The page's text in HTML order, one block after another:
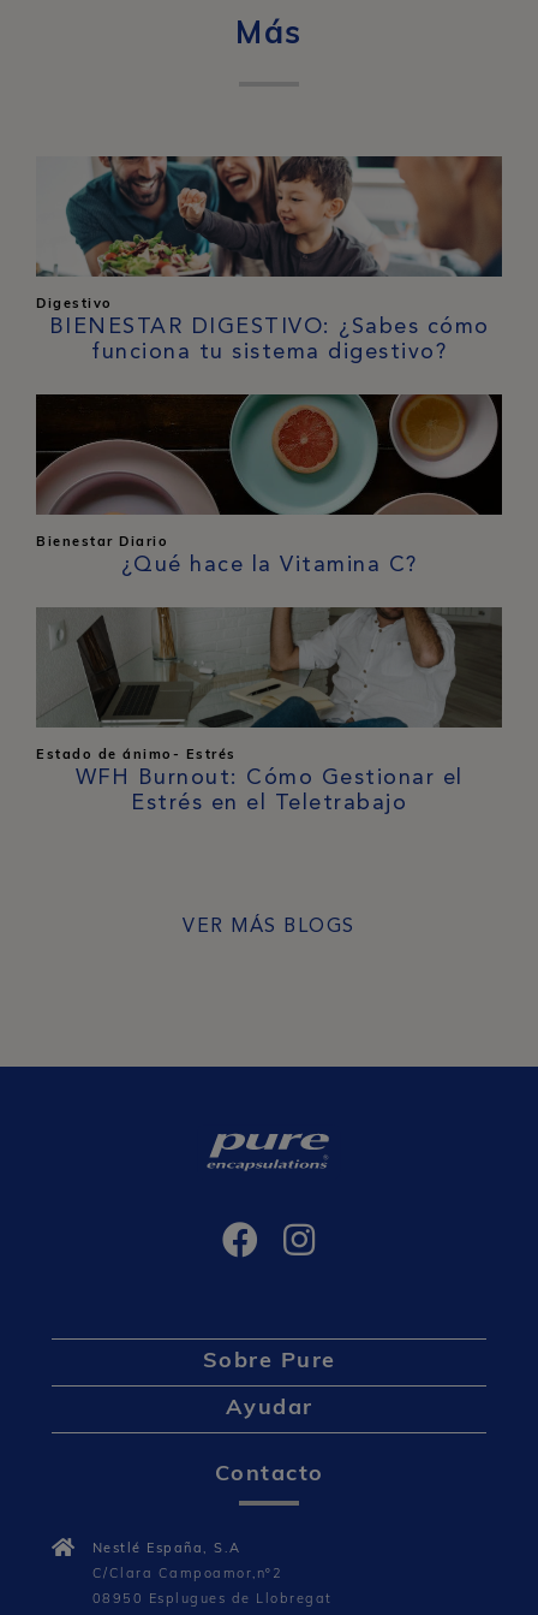
Más
Digestivo
BIENESTAR DIGESTIVO: ¿Sabes cómo
funciona tu sistema digestivo?
Bienestar Diario
¿Qué hace la Vitamina C?
Estado de ánimo- Estrés
WFH Burnout: Cómo Gestionar el
Estrés en el Teletrabajo
VER MÁS BLOGS
Sobre Pure
Ayudar
Contacto
Nestlé España, S.A
C/Clara Campoamor,nº2
08950 Esplugues de Llobregat